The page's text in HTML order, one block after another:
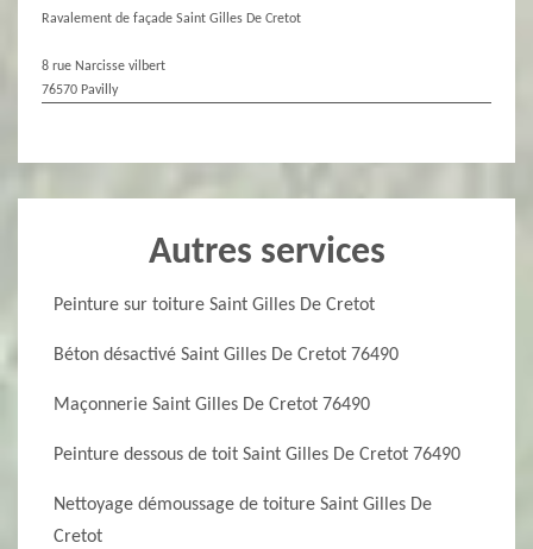
Ravalement de façade Saint Gilles De Cretot
8 rue Narcisse vilbert
76570 Pavilly
Autres services
Peinture sur toiture Saint Gilles De Cretot
Béton désactivé Saint Gilles De Cretot 76490
Maçonnerie Saint Gilles De Cretot 76490
Peinture dessous de toit Saint Gilles De Cretot 76490
Nettoyage démoussage de toiture Saint Gilles De
Cretot